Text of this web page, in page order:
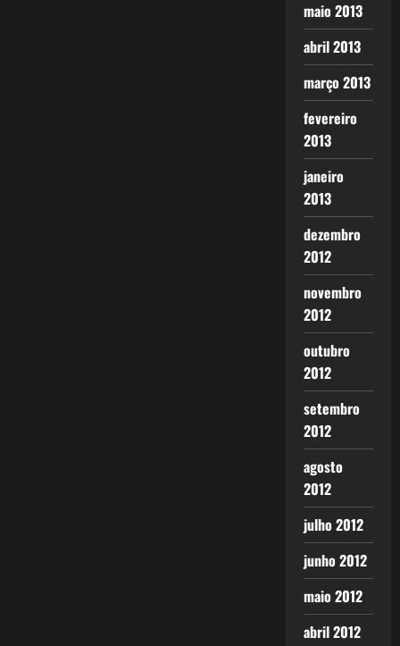
maio 2013
abril 2013
março 2013
fevereiro
2013
janeiro
2013
dezembro
2012
novembro
2012
outubro
2012
setembro
2012
agosto
2012
julho 2012
junho 2012
maio 2012
abril 2012